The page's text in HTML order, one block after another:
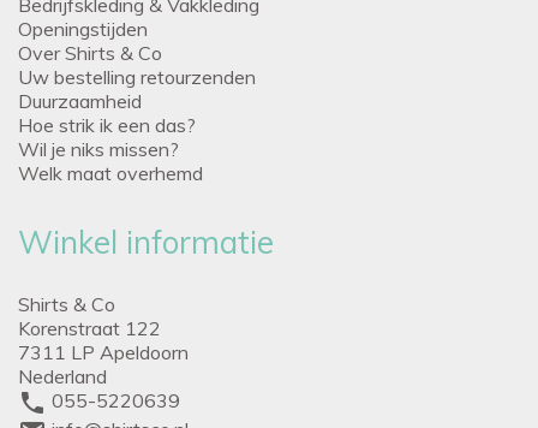
Openingstijden
Over Shirts & Co
Uw bestelling retourzenden
Duurzaamheid
Hoe strik ik een das?
Wil je niks missen?
Welk maat overhemd
Winkel informatie
Shirts & Co
Korenstraat 122
7311 LP Apeldoorn
Nederland
phone 055-5220639